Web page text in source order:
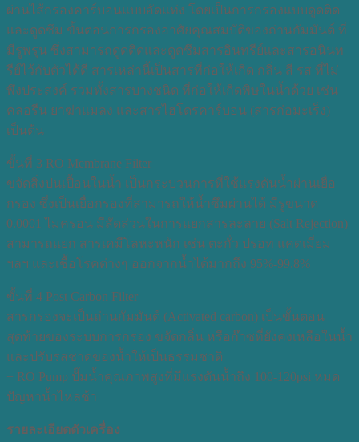
ผ่านไส้กรองคาร์บอนแบบอัดแท่ง โดยเป็นการกรองแบบดูดติด
และดูดซึม ขั้นตอนการกรองอาศัยคุณสมบัติของถ่านกัมมันต์ ที่
มีรูพรุน ซึ่งสามารถดูดติดและดูดซึมสารอินทรีย์และสารอนินท
รีย์ไว้กับตัวได้ดี สารเหล่านี้เป็นสารที่ก่อให้เกิด กลิ่น สี รส ที่ไม่
พึงประสงค์ รวมทั้งสารบางชนิด ที่ก่อให้เกิดพิษในน้ำด้วย เช่น
คลอรีน ยาฆ่าแมลง และสารไฮโดรคาร์บอน (สารก่อมะเร็ง)
เป็นต้น
ขั้นที่ 3 RO Membrane Filter
ขจัดสิ่งปนเปื้อนในน้ำ เป็นกระบวนการที่ใช้แรงดันน้ำผ่านเยื่อ
กรอง ซึ่งเป็นเยื่อกรองที่สามารถให้น้ำซึมผ่านได้ มีรูขนาด
0.0001 ไมครอน มีสัดส่วนในการแยกสารละลาย (Salt Rejection)
สามารถแยก สารเคมีโลหะหนัก เช่น ตะกั่ว ปรอท แคดเมี่ยม
ฯลฯ และเชื้อโรคต่างๆ ออกจากน้ำได้มากถึง 95%-99.8%
ขั้นที่ 4 Post Carbon Filter
สารกรองจะเป็นถ่านกัมมันต์ (Activated carbon) เป็นขั้นตอน
สุดท้ายของระบบการกรอง ขจัดกลิ่น หรือก๊าซที่ยังคงเหลือในน้ำ
และปรับรสชาดของน้ำให้เป็นธรรมชาติ
+ RO Pump ปั๊มน้ำคุณภาพสูงที่มีแรงดันน้ำถึง 100-120psi หมด
ปัญหาน้ำไหลช้า
รายละเอียดตัวเครื่อง